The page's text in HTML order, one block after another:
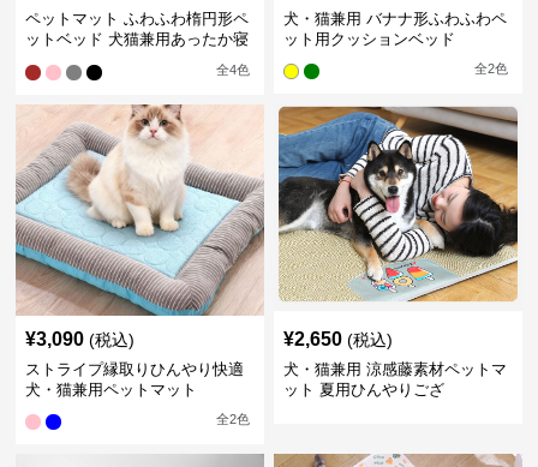
ペットマット ふわふわ楕円形ペ
ットベッド 犬猫兼用あったか寝
全4色
犬・猫兼用 バナナ形ふわふわペ
ット用クッションベッド
全2色
¥3,090 (税込)
ストライプ縁取りひんやり快適
犬・猫兼用ペットマット
全2色
¥2,650 (税込)
犬・猫兼用 涼感藤素材ペットマ
ット 夏用ひんやりござ